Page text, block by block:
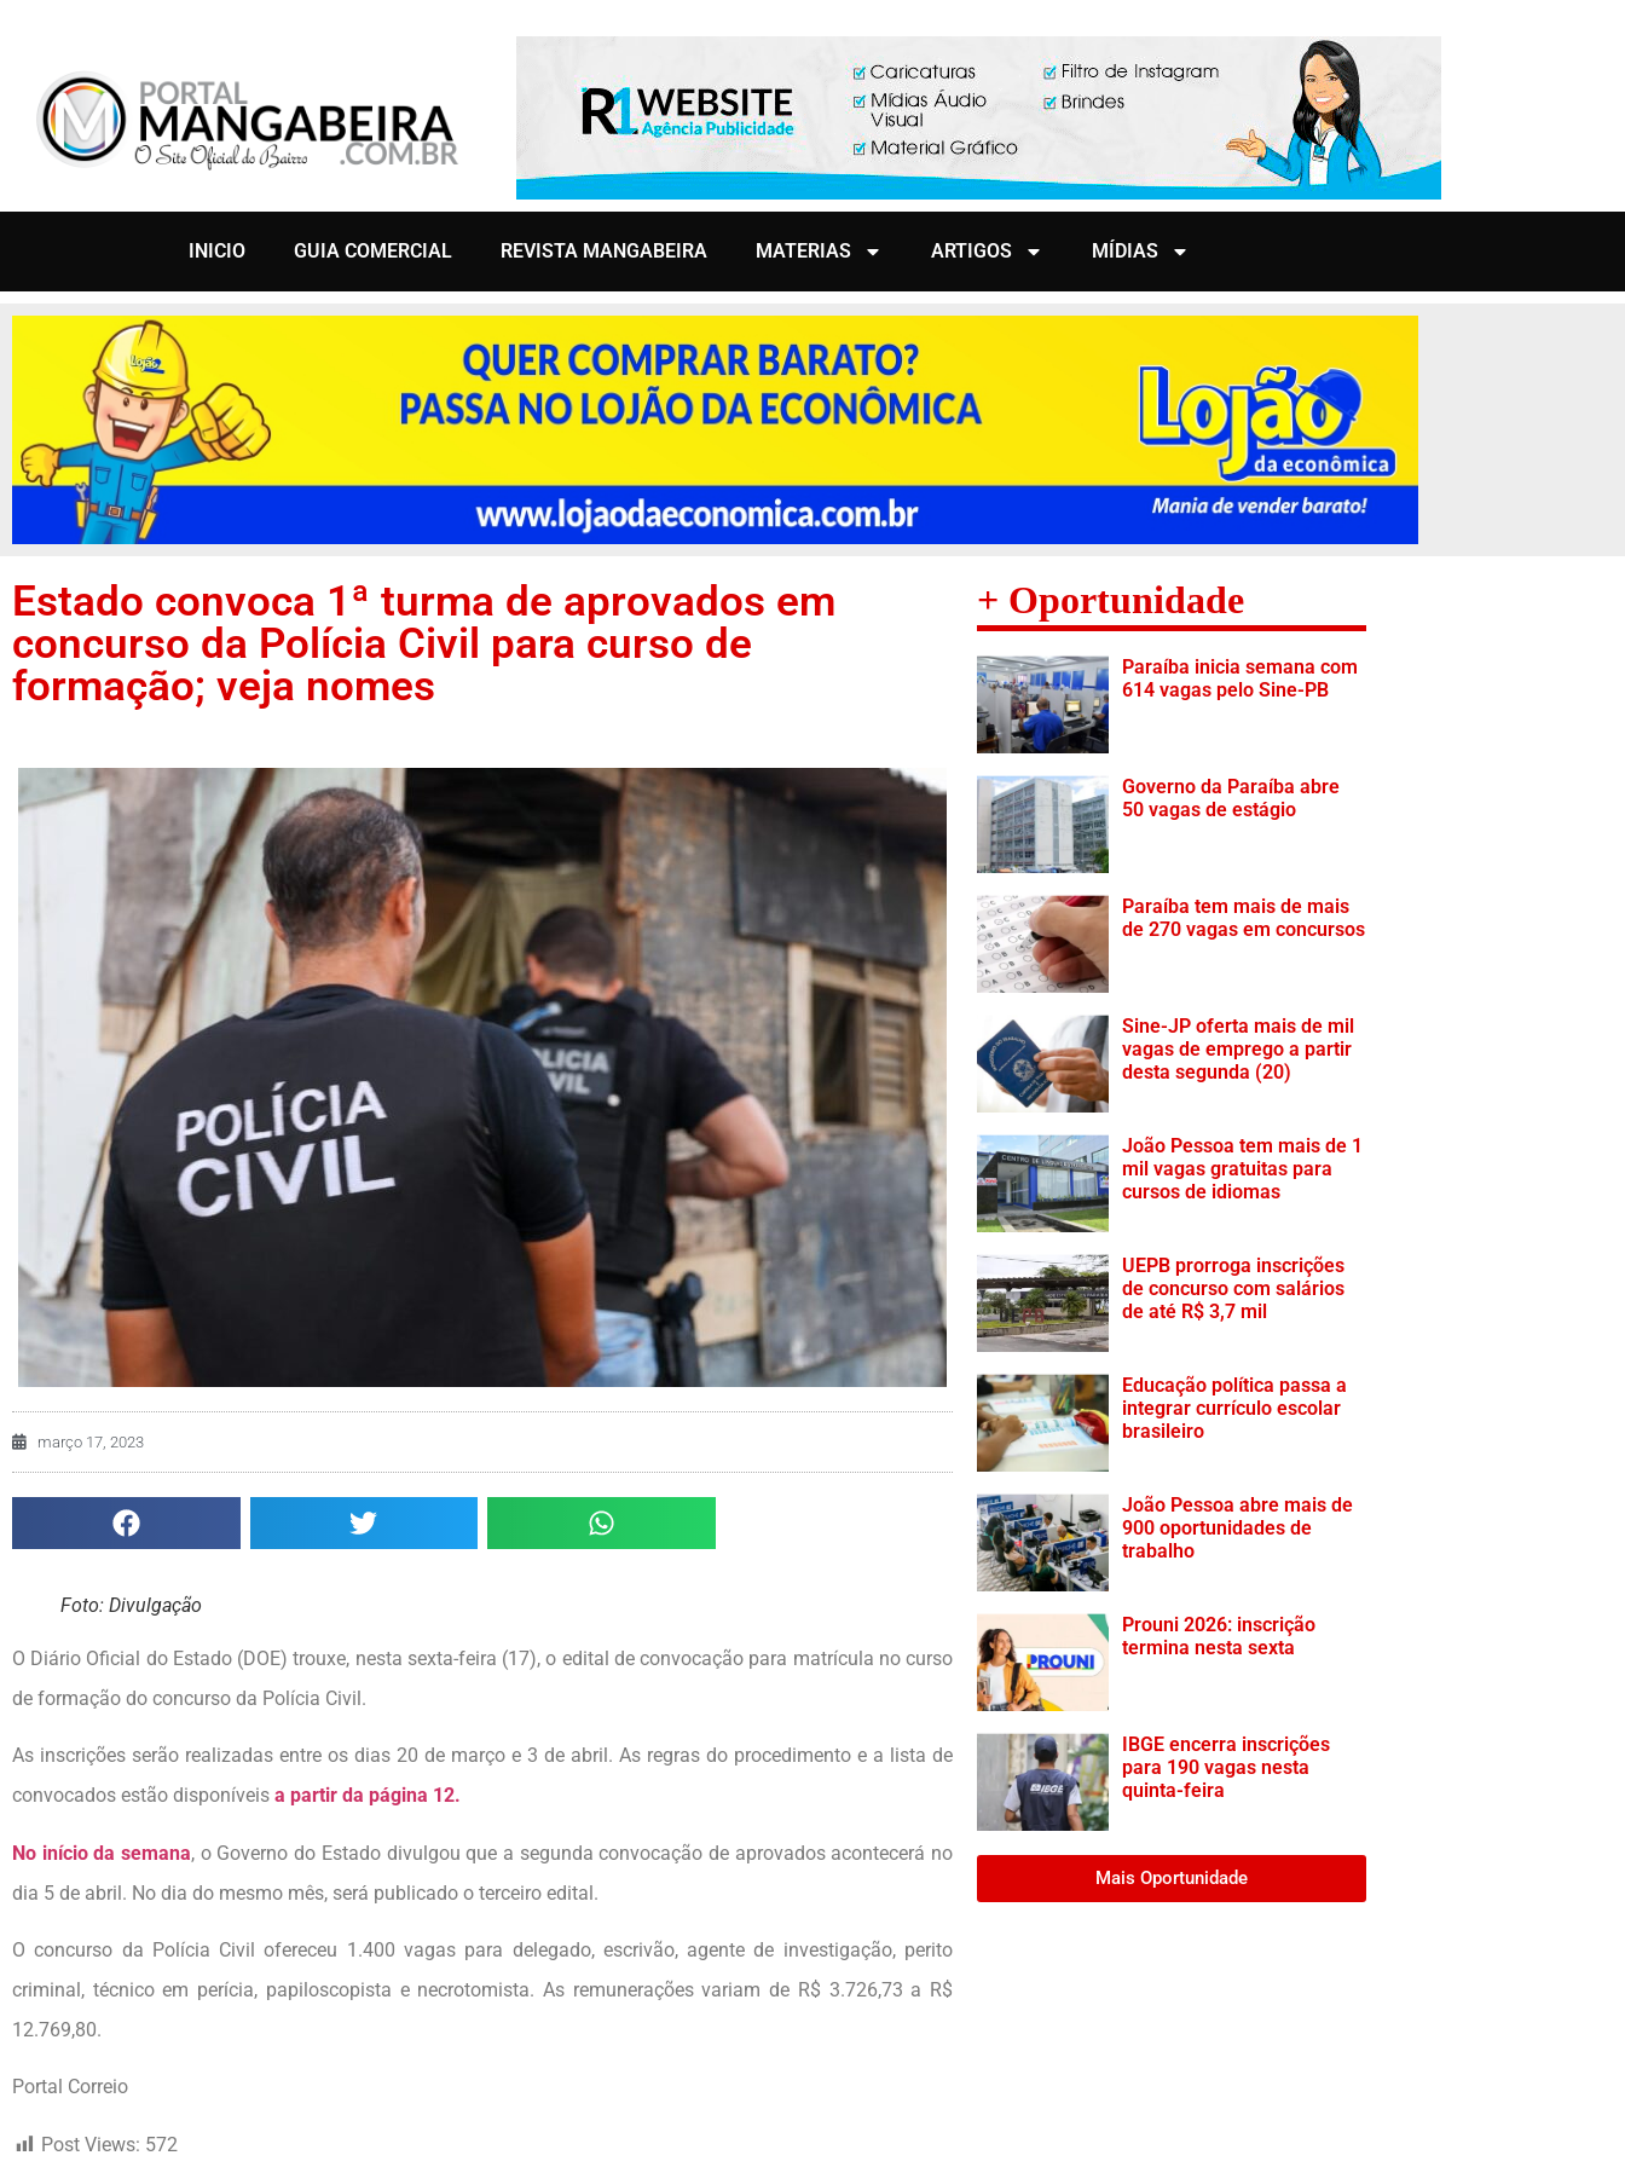
INICIO GUIA COMERCIAL REVISTA MANGABEIRA MATERIAS ARTIGOS MÍDIAS
Estado convoca 1ª turma de aprovados em
concurso da Polícia Civil para curso de
formação; veja nomes
março 17, 2023
Foto: Divulgação
O Diário Oficial do Estado (DOE) trouxe, nesta sexta-feira (17), o edital de convocação para matrícula no curso
de formação do concurso da Polícia Civil.
As inscrições serão realizadas entre os dias 20 de março e 3 de abril. As regras do procedimento e a lista de
convocados estão disponíveis a partir da página 12.
No início da semana, o Governo do Estado divulgou que a segunda convocação de aprovados acontecerá no
dia 5 de abril. No dia do mesmo mês, será publicado o terceiro edital.
O concurso da Polícia Civil ofereceu 1.400 vagas para delegado, escrivão, agente de investigação, perito
criminal, técnico em perícia, papiloscopista e necrotomista. As remunerações variam de R$ 3.726,73 a R$
12.769,80.
Portal Correio
Post Views: 572
+ Oportunidade
Paraíba inicia semana com
614 vagas pelo Sine-PB
Governo da Paraíba abre
50 vagas de estágio
Paraíba tem mais de mais
de 270 vagas em concursos
Sine-JP oferta mais de mil
vagas de emprego a partir
desta segunda (20)
João Pessoa tem mais de 1
mil vagas gratuitas para
cursos de idiomas
UEPB prorroga inscrições
de concurso com salários
de até R$ 3,7 mil
Educação política passa a
integrar currículo escolar
brasileiro
João Pessoa abre mais de
900 oportunidades de
trabalho
Prouni 2026: inscrição
termina nesta sexta
IBGE encerra inscrições
para 190 vagas nesta
quinta-feira
Mais Oportunidade